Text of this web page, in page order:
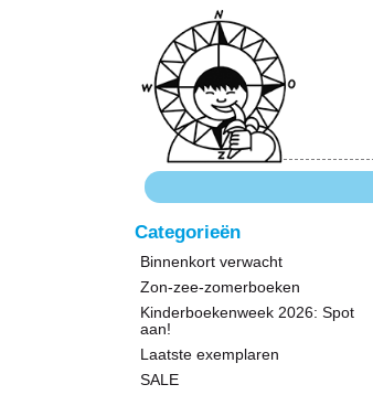
Categorieën
Binnenkort verwacht
Zon-zee-zomerboeken
Kinderboekenweek 2026: Spot
aan!
Laatste exemplaren
SALE